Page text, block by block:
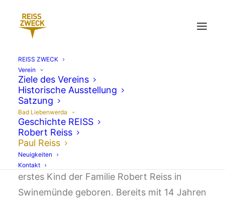
REISS ZWECK
Verein
Ziele des Vereins
Historische Ausstellung
Satzung
Bad Liebenwerda
Geschichte REISS
Robert Reiss
Paul Reiss
Neuigkeiten
Kontakt
Paul Reiss:
Die zweite Generation – Sohn,
Teilhaber und Manager
Paul Reiss wurde am 16. Dezember 1868 als
erstes Kind der Familie Robert Reiss in
Swinemünde geboren. Bereits mit 14 Jahren